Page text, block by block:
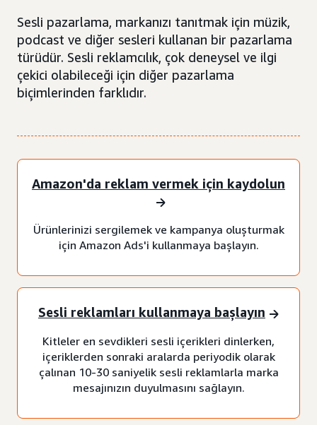
Sesli pazarlama, markanızı tanıtmak için müzik,
podcast ve diğer sesleri kullanan bir pazarlama
türüdür. Sesli reklamcılık, çok deneysel ve ilgi
çekici olabileceği için diğer pazarlama
biçimlerinden farklıdır.
Amazon'da reklam vermek için kaydolun
Ürünlerinizi sergilemek ve kampanya oluşturmak
için Amazon Ads'i kullanmaya başlayın.
Sesli reklamları kullanmaya başlayın
Kitleler en sevdikleri sesli içerikleri dinlerken,
içeriklerden sonraki aralarda periyodik olarak
çalınan 10-30 saniyelik sesli reklamlarla marka
mesajınızın duyulmasını sağlayın.